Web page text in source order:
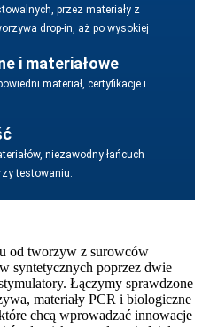
przez materiały z
drop-in, aż po wysokiej
i materiałowe
materiał, certyfikacje i
niezawodny łańcuch
testowaniu.
od tworzyw z surowców
syntetycznych poprzez dwie
Łączymy sprawdzone
materiały PCR i biologiczne
chcą wprowadzać innowacje